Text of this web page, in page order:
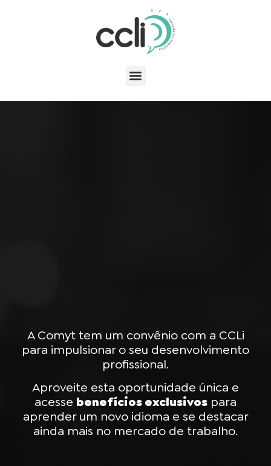
A Comyt tem um convênio com a CCLi
para impulsionar o seu desenvolvimento
profissional.
Aproveite esta oportunidade única e
acesse benefícios exclusivos para
aprender um novo idioma e se destacar
ainda mais no mercado de trabalho.